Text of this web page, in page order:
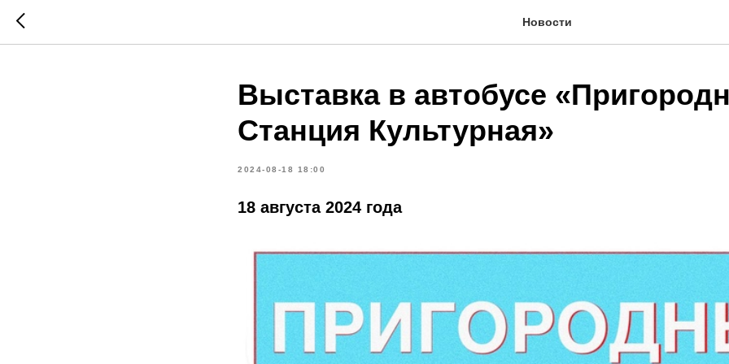
Новости
Выставка в автобусе
Станция Культурная»
2024-08-18 18:00
18 августа 2024 года